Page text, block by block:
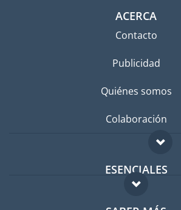
ACERCA
Contacto
Publicidad
Quiénes somos
Colaboración
ESENCIALES
Foro para expatriados